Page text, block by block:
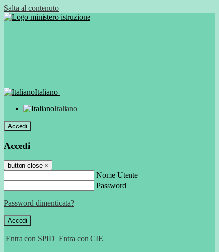
Salta al contenuto
Italiano
Italiano
Accedi
Accedi
button close ×
Nome Utente
Password
Password dimenticata?
-
Entra con SPID Entra con CIE